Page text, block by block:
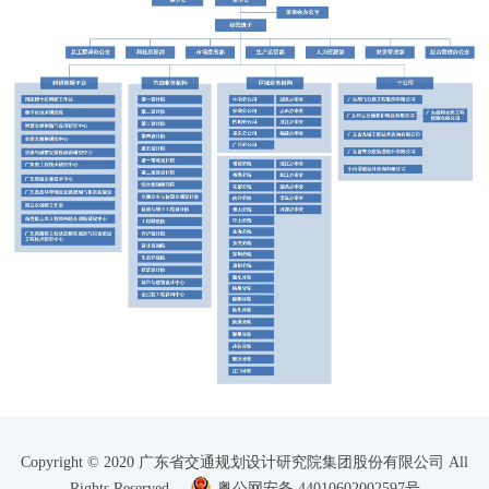
Copyright © 2020 广东省交通规划设计研究院集团股份有限公司 All